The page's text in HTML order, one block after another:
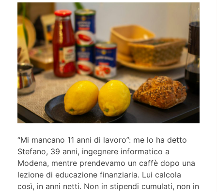
“Mi mancano 11 anni di lavoro”: me lo ha detto
Stefano, 39 anni, ingegnere informatico a
Modena, mentre prendevamo un caffè dopo una
lezione di educazione finanziaria. Lui calcola
così, in anni netti. Non in stipendi cumulati, non in